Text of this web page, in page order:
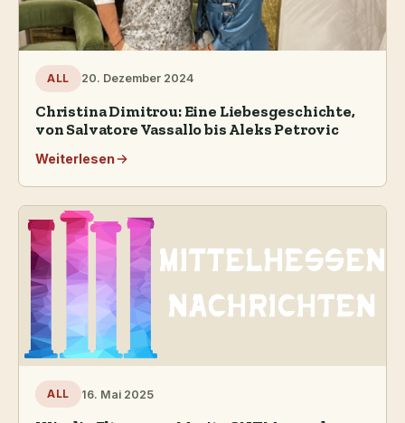
ALL 20. Dezember 2024
Christina Dimitrou: Eine Liebesgeschichte,
von Salvatore Vassallo bis Aleks Petrovic
Weiterlesen
ALL 16. Mai 2025